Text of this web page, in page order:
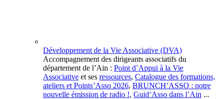
Développement de la Vie Associative (DVA)
Accompagnement des dirigeants associatifs du
département de l’Ain : Point d’Appui à la Vie
Associative et ses ressources, Catalogue des formations,
ateliers et Points’Asso 2026, BRUNCH’ASSO : notre
nouvelle émission de radio !, Guid’Asso dans l’Ain ...